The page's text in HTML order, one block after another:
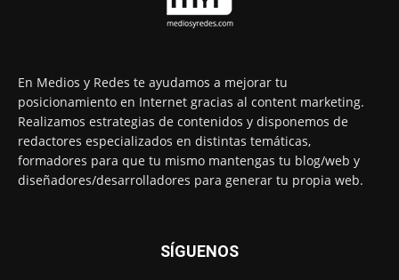
En Medios y Redes te ayudamos a mejorar tu
posicionamiento en Internet gracias al content marketing.
Realizamos estrategias de contenidos y disponemos de
redactores especializados en distintas temáticas,
formadores para que tu mismo mantengas tu blog/web y
diseñadores/desarrolladores para generar tu propia web.
SÍGUENOS